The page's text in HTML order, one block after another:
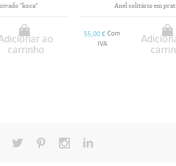
ao
Anel solitário em prata
Com
Adicionar ao
carrinho